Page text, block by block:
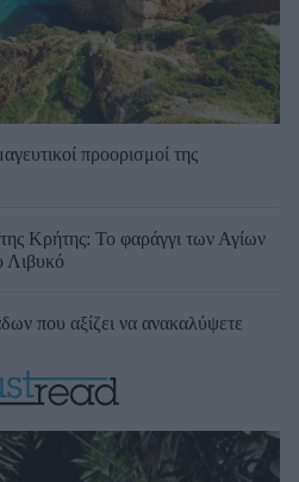
προορισμοί της
Κρήτης: Το φαράγγι των Αγίων
Λιβυκό
που αξίζει να ανακαλύψετε